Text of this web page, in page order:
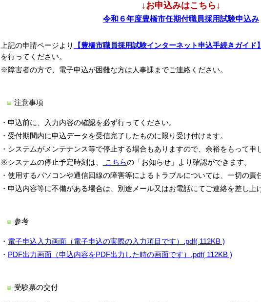
↓お申込みはこちら↓
令和６年度豊橋市任期付職員採用試験申込み
上記の申請ページより 【豊橋市職員採用試験インターネット申込手続きガイド
を行ってください。
※障害者の方で、電子申込が困難な方は人事課までご連絡ください。
注意事項
・申込前に、入力内容の確認を必ず行ってください。
・受付期間内に申込データを受信完了したものに限り受け付けます。
・システムがメンテナンス等で停止する場合もありますので、余裕をもって申
※システムの停止予定時刻は、
こちらの「お知らせ」より確認ができます。
・使用するパソコンや通信回線の障害等によるトラブルについては、一切の責
・申込内容等に不備がある場合は、別途メール又はお電話にてご連絡を差し上
参考
・ 電子申込入力画面（電子申込の実際の入力項目です）.pdf( 112KB )
・ PDF出力画面（申込内容をPDF出力した時の画面です）.pdf( 112KB )
受験票の交付